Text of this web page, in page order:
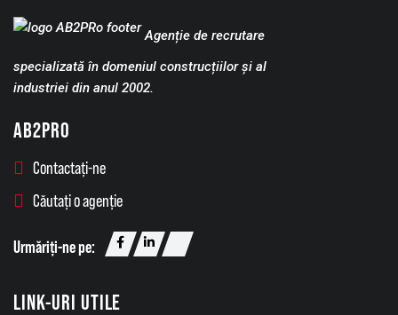
Agenție de recrutare
specializată în domeniul construcțiilor și al
industriei din anul 2002.
AB2PRO
Contactați-ne
Căutați o agenție
Urmăriți-ne pe:
LINK-URI UTILE